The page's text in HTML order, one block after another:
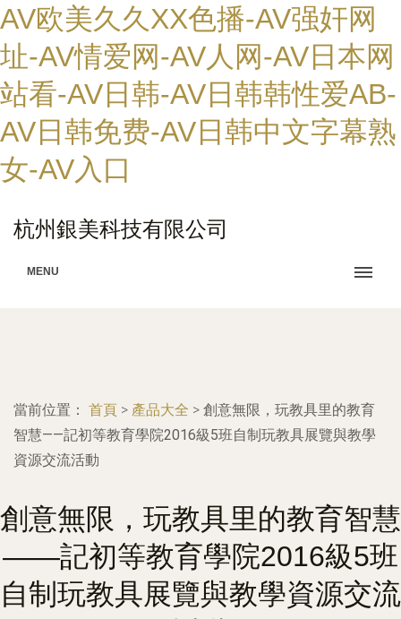
AV欧美久久XX色播-AV强奸网
址-AV情爱网-AV人网-AV日本网
站看-AV日韩-AV日韩韩性爱AB-
AV日韩免费-AV日韩中文字幕熟
女-AV入口
杭州銀美科技有限公司
MENU
當前位置： 首頁 > 產品大全 > 創意無限，玩教具里的教育
智慧——記初等教育學院2016級5班自制玩教具展覽與教學
資源交流活動
創意無限，玩教具里的教育智慧
——記初等教育學院2016級5班
自制玩教具展覽與教學資源交流